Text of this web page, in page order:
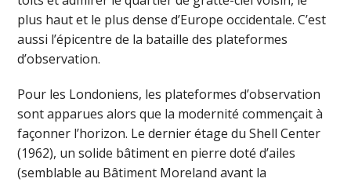
plus haut et le plus dense d’Europe occidentale. C’est
aussi l’épicentre de la bataille des plateformes
d’observation.
Pour les Londoniens, les plateformes d’observation
sont apparues alors que la modernité commençait à
façonner l’horizon. Le dernier étage du Shell Center
(1962), un solide bâtiment en pierre doté d’ailes
(semblable au Bâtiment Moreland avant la